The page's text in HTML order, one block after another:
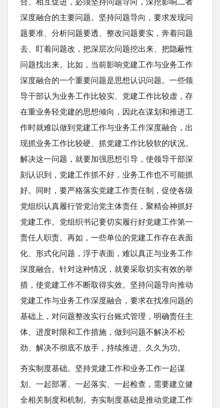
深度融合的主要问题。坚持问题导向，要求发现问
题要准、分析问题要透、整改问题要实，奔着问题
去、盯着问题改，把深层次问题挖出来、把隐蔽性
问题找出来。比如，当前影响党建工作与业务工作
深度融合的一个重要问题是思想认识问题。一些领
导干部认为业务工作比较实、党建工作比较虚，存
在重业务轻党建的思想倾向，因此在谋划和推进工
作时就难以做到党建工作与业务工作深度融合，出
现抓业务工作比较硬、抓党建工作比较软的状况。
解决这一问题，就要加强思想引导，使领导干部深
刻认识到，党建工作抓不好，业务工作也不可能抓
好。同时，要严格落实党建工作责任制，促使各级
党组织认真履行管党治党主体责任，聚精会神抓好
党建工作。党组织书记要切实履行好党建工作第一
责任人职责。再如，一些单位的党建工作存在表面
化、形式化问题，浮于表面，难以真正与业务工作
深度融合。针对这种情况，就要采取切实有效的举
措，使党建工作不断取得实效。坚持问题导向推动
党建工作与业务工作深度融合，要求在找准问题的
基础上，对问题整改实行台账式管理，明确责任主
体、进度时限和工作措施，做到问题不解决不松
劲、解决不彻底不放手，持续推进、久久为功。
夯实制度基础。坚持党建工作和业务工作一起谋
划、一起部署、一起落实、一起检查，需要建立健
全相关制度和机制。夯实制度基础是推动党建工作